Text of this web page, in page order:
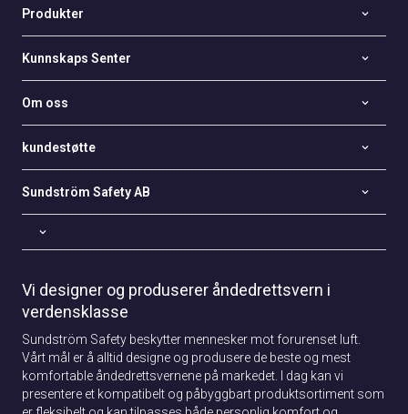
Produkter
Kunnskaps Senter
Om oss
kundestøtte
Sundström Safety AB
Vi designer og produserer åndedrettsvern i
verdensklasse
Sundström Safety beskytter mennesker mot forurenset luft.
Vårt mål er å alltid designe og produsere de beste og mest
komfortable åndedrettsvernene på markedet. I dag kan vi
presentere et kompatibelt og påbyggbart produktsortiment som